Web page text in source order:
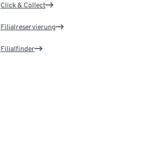
Click & Collect
Filialreservierung
Filialfinder